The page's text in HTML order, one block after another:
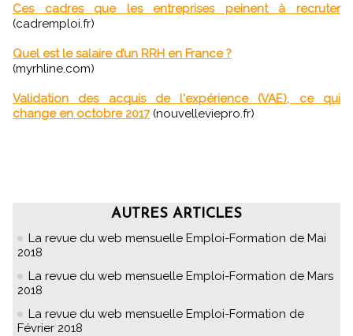
Ces cadres que les entreprises peinent à recruter
(cadremploi.fr)
Quel est le salaire d’un RRH en France ?
(myrhline.com)
Validation des acquis de l'expérience (VAE), ce qui
change en octobre 2017(nouvelleviepro.fr)
AUTRES ARTICLES
La revue du web mensuelle Emploi-Formation de Mai
2018
La revue du web mensuelle Emploi-Formation de Mars
2018
La revue du web mensuelle Emploi-Formation de
Février 2018